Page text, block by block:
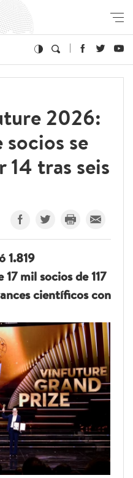
2026:
socios se
tras seis
1.819
mil socios de 117
científicos con